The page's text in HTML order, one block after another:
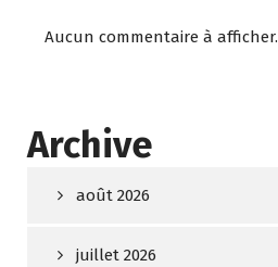
Aucun commentaire à afficher.
Archive
août 2026
juillet 2026